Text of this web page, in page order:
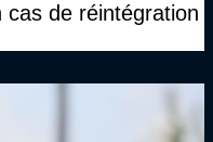
de réintégration